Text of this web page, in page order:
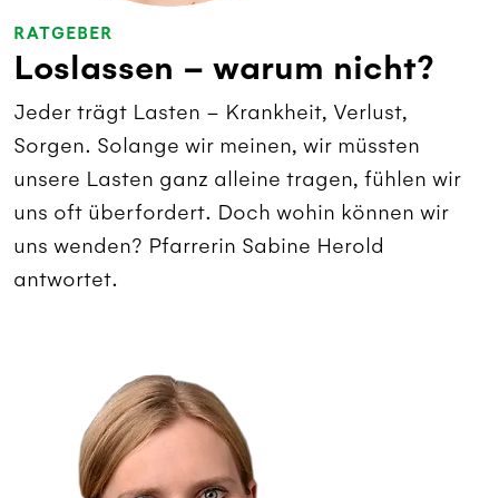
RATGEBER
Loslassen – warum nicht?
Jeder trägt Lasten – Krankheit, Verlust,
Sorgen. Solange wir meinen, wir müssten
unsere Lasten ganz alleine tragen, fühlen wir
uns oft überfordert. Doch wohin können wir
uns wenden? Pfarrerin Sabine Herold
antwortet.